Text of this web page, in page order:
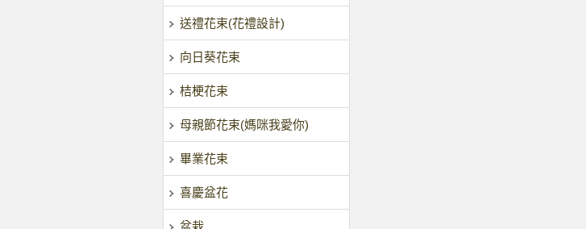
送禮花束(花禮設計)
向日葵花束
桔梗花束
母親節花束(媽咪我愛你)
畢業花束
喜慶盆花
盆栽